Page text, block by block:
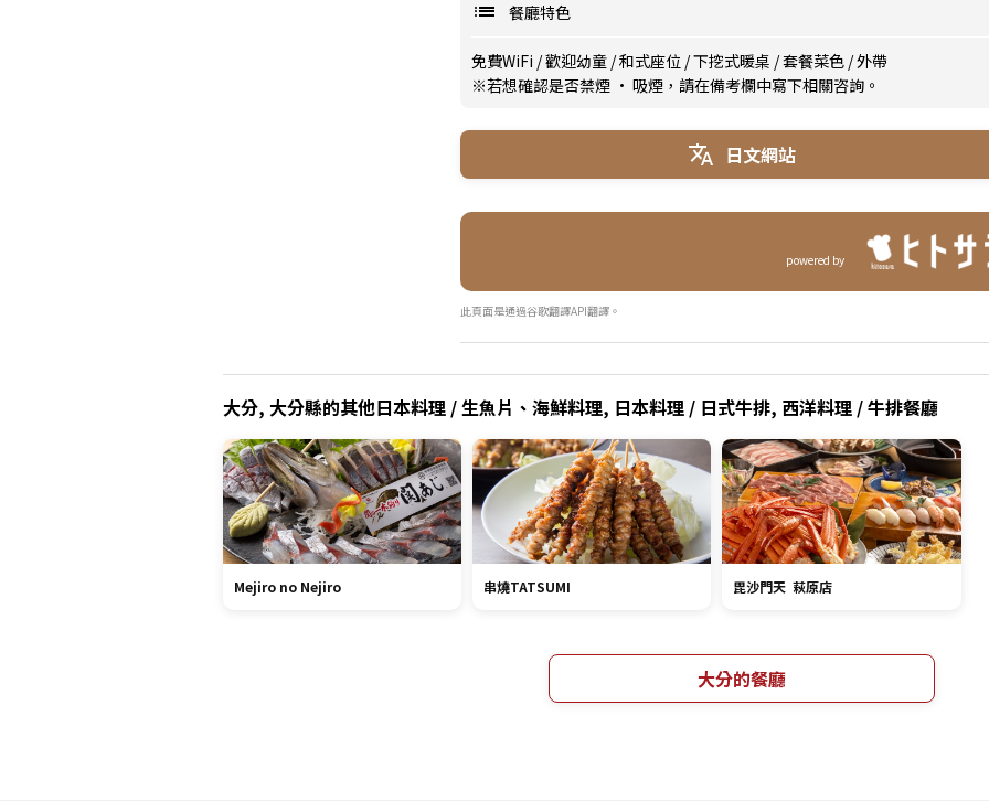
餐廳特色
免費WiFi /歡迎幼童 /和式座位 /下挖式暖桌 /套餐菜色 /外帶
※若想確認是否禁煙 · 吸煙，請在備考欄中寫下相關咨詢。
日文網站
powered by
此頁面是通過谷歌翻譯API翻譯。
大分, 大分縣的其他日本料理 / 生魚片、海鮮料理, 日本料理 / 日式牛排, 西洋料理 / 牛排餐廳
Mejiro no Nejiro 串燒TATSUMI 毘沙門天 萩原店
大分的餐廳